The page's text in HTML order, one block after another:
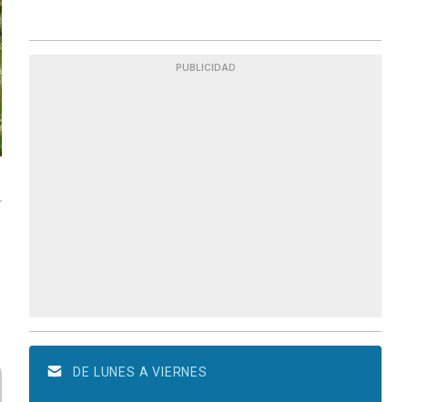
PUBLICIDAD
DE LUNES A VIERNES